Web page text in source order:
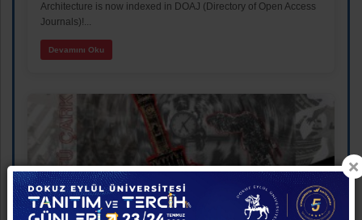
Architecture is now indexed in DOAJ (Directory of Open Access
Journals)!...
Devamını Oku